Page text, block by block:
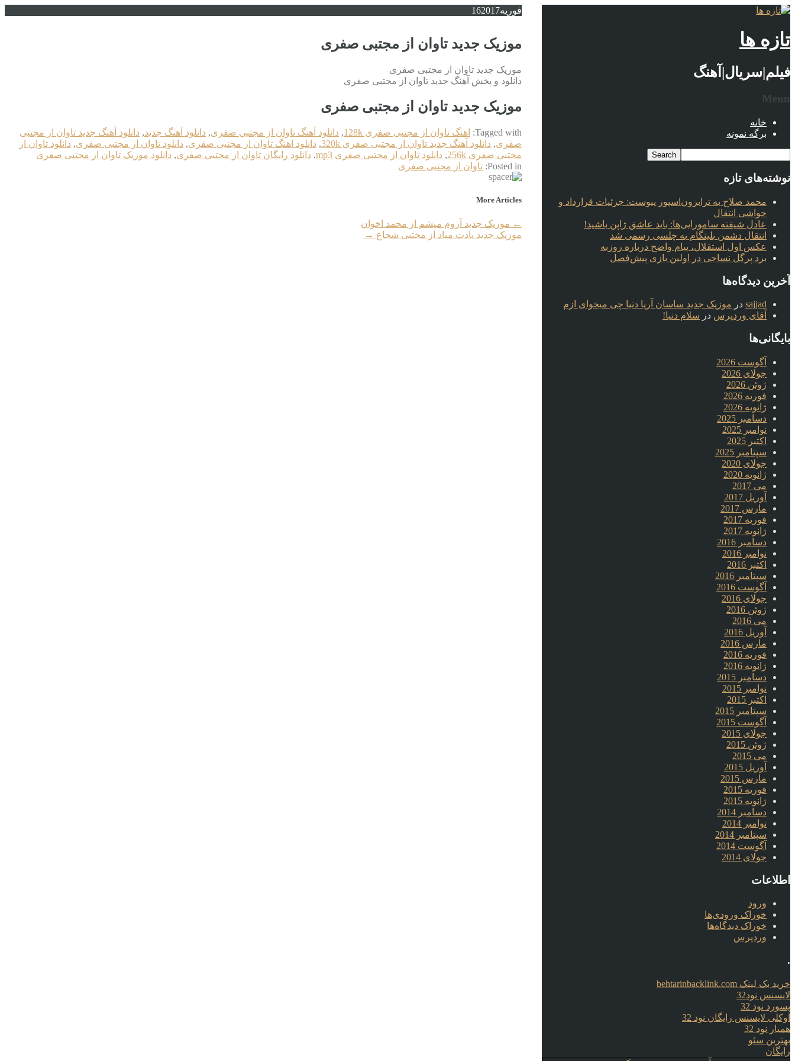
فوریه 162017
موزیک جدید تاوان از مجتبی صفری
موزیک جدید تاوان از مجتبی صفری
دانلود و پخش آهنگ جدید تاوان از مجتبی صفری
موزیک جدید تاوان از مجتبی صفری
Tagged with: اهنگ تاوان از مجتبی صفری 128k , دانلود آهنگ تاوان از مجتبی صفری, دانلود آهنگ جدید, دانلود آهنگ جدید تاوان از مجتبی
صفری, دانلود آهنگ جدید تاوان از مجتبی صفری 320k , دانلود اهنگ تاوان از مجتبی صفری, دانلود تاوان از مجتبی صفری, دانلود تاوان از
مجتبی صفری 256k
, دانلود تاوان از مجتبی صفری mp3 , دانلود رایگان تاوان از مجتبی صفری, دانلود موزیک تاوان از مجتبی صفری
Posted in: تاوان از مجتبی صفری
More Articles
← موزیک جدید آروم میشم از محمد اخوان
موزیک جدید یادت میاد از مجتبی شجاع →
تازه ها
فیلم|سریال|آهنگ
Menu
خانه
برگه نمونه
نوشته‌های تازه
محمد صلاح به ترابزون‌اسپور پیوست: جزئیات قرارداد و
حواشی انتقال
عادل شیفته سامورایی‌ها: باید عاشق ژاپن باشید!
انتقال دشمن بلینگام به چلسی رسمی شد
عکس اول استقلال، پیام واضح درباره روزبه
برد پرگل نساجی در اولین بازی پیش‌فصل
آخرین دیدگاه‌ها
sajjad در موزیک جدید ساسان آریا دنیا چی میخوای ازم
آقای وردپرس در سلام دنیا!
بایگانی‌ها
آگوست 2026
جولای 2026
ژوئن 2026
فوریه 2026
ژانویه 2026
دسامبر 2025
نوامبر 2025
اکتبر 2025
سپتامبر 2025
جولای 2020
ژانویه 2020
می 2017
آوریل 2017
مارس 2017
فوریه 2017
ژانویه 2017
دسامبر 2016
نوامبر 2016
اکتبر 2016
سپتامبر 2016
آگوست 2016
جولای 2016
ژوئن 2016
می 2016
آوریل 2016
مارس 2016
فوریه 2016
ژانویه 2016
دسامبر 2015
نوامبر 2015
اکتبر 2015
سپتامبر 2015
آگوست 2015
جولای 2015
ژوئن 2015
می 2015
آوریل 2015
مارس 2015
فوریه 2015
ژانویه 2015
دسامبر 2014
نوامبر 2014
سپتامبر 2014
آگوست 2014
جولای 2014
اطلاعات
ورود
خوراک ورودی‌ها
خوراک دیدگاه‌ها
وردپرس
.
خرید بک لینک behtarinbacklink.com
لایسنس نود32
پسورد نود 32
اوکلی لایسنس رایگان نود 32
همیار نود 32
بهترین سئو
رایگان